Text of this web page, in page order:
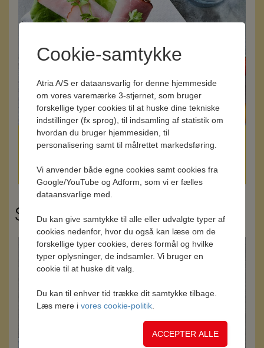
Rugbrødsstave med landskinke
Spegepølse
Cookie-samtykke
Atria A/S er dataansvarlig for denne hjemmeside
om vores varemærke 3-stjernet, som bruger
forskellige typer cookies til at huske dine tekniske
indstillinger (fx sprog), til indsamling af statistik om
hvordan du bruger hjemmesiden, til
personalisering samt til målrettet markedsføring.
Vi anvender både egne cookies samt cookies fra
Google/YouTube og Adform, som vi er fælles
dataansvarlige med.
Du kan give samtykke til alle eller udvalgte typer af
cookies nedenfor, hvor du også kan læse om de
forskellige typer cookies, deres formål og hvilke
typer oplysninger, de indsamler. Vi bruger en
cookie til at huske dit valg.
Du kan til enhver tid trække dit samtykke tilbage.
Læs mere i vores cookie-politik